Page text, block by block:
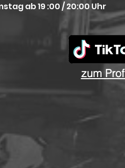
ab 19 :00 / 20:00 Uhr
zum